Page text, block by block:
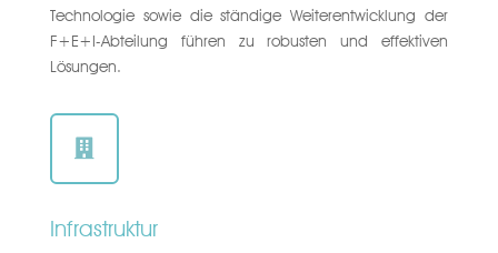
Technologie sowie die ständige Weiterentwicklung der
F+E+I-Abteilung führen zu robusten und effektiven
Lösungen.

Infrastruktur